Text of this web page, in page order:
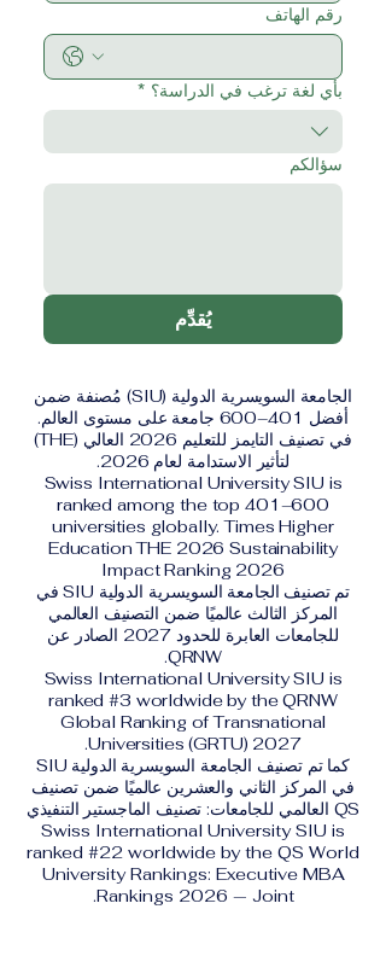
رقم الهاتف
بأي لغة ترغب في الدراسة؟ *
سؤالكم
يُقدِّم
الجامعة السويسرية الدولية (SIU) مُصنفة ضمن
أفضل 401–600 جامعة على مستوى العالم.
في تصنيف التايمز للتعليم 2026 العالي (THE)
لتأثير الاستدامة لعام 2026.
Swiss International University SIU is
ranked among the top 401–600
universities globally. Times Higher
Education THE 2026 Sustainability
Impact Ranking 2026
تم تصنيف الجامعة السويسرية الدولية SIU في
المركز الثالث عالميًا ضمن التصنيف العالمي
للجامعات العابرة للحدود 2027 الصادر عن
QRNW.
Swiss International University SIU is
ranked #3 worldwide by the QRNW
Global Ranking of Transnational
Universities (GRTU) 2027.
كما تم تصنيف الجامعة السويسرية الدولية SIU
في المركز الثاني والعشرين عالميًا ضمن تصنيف
QS العالمي للجامعات: تصنيف الماجستير التنفيذي
Swiss International University SIU is
ranked #22 worldwide by the QS World
University Rankings: Executive MBA
Rankings 2026 — Joint.